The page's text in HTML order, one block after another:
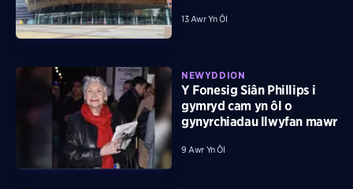
13 Awr Yn Ôl
NEWYDDION
Y Fonesig Siân Phillips i
gymryd cam yn ôl o
gynyrchiadau llwyfan mawr
9 Awr Yn Ôl